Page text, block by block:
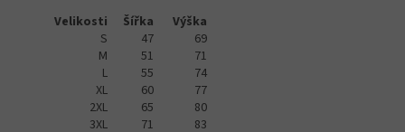
Velikosti
Šířka
Výška
S
47
69
M
51
71
L
55
74
XL
60
77
2XL
65
80
3XL
71
83